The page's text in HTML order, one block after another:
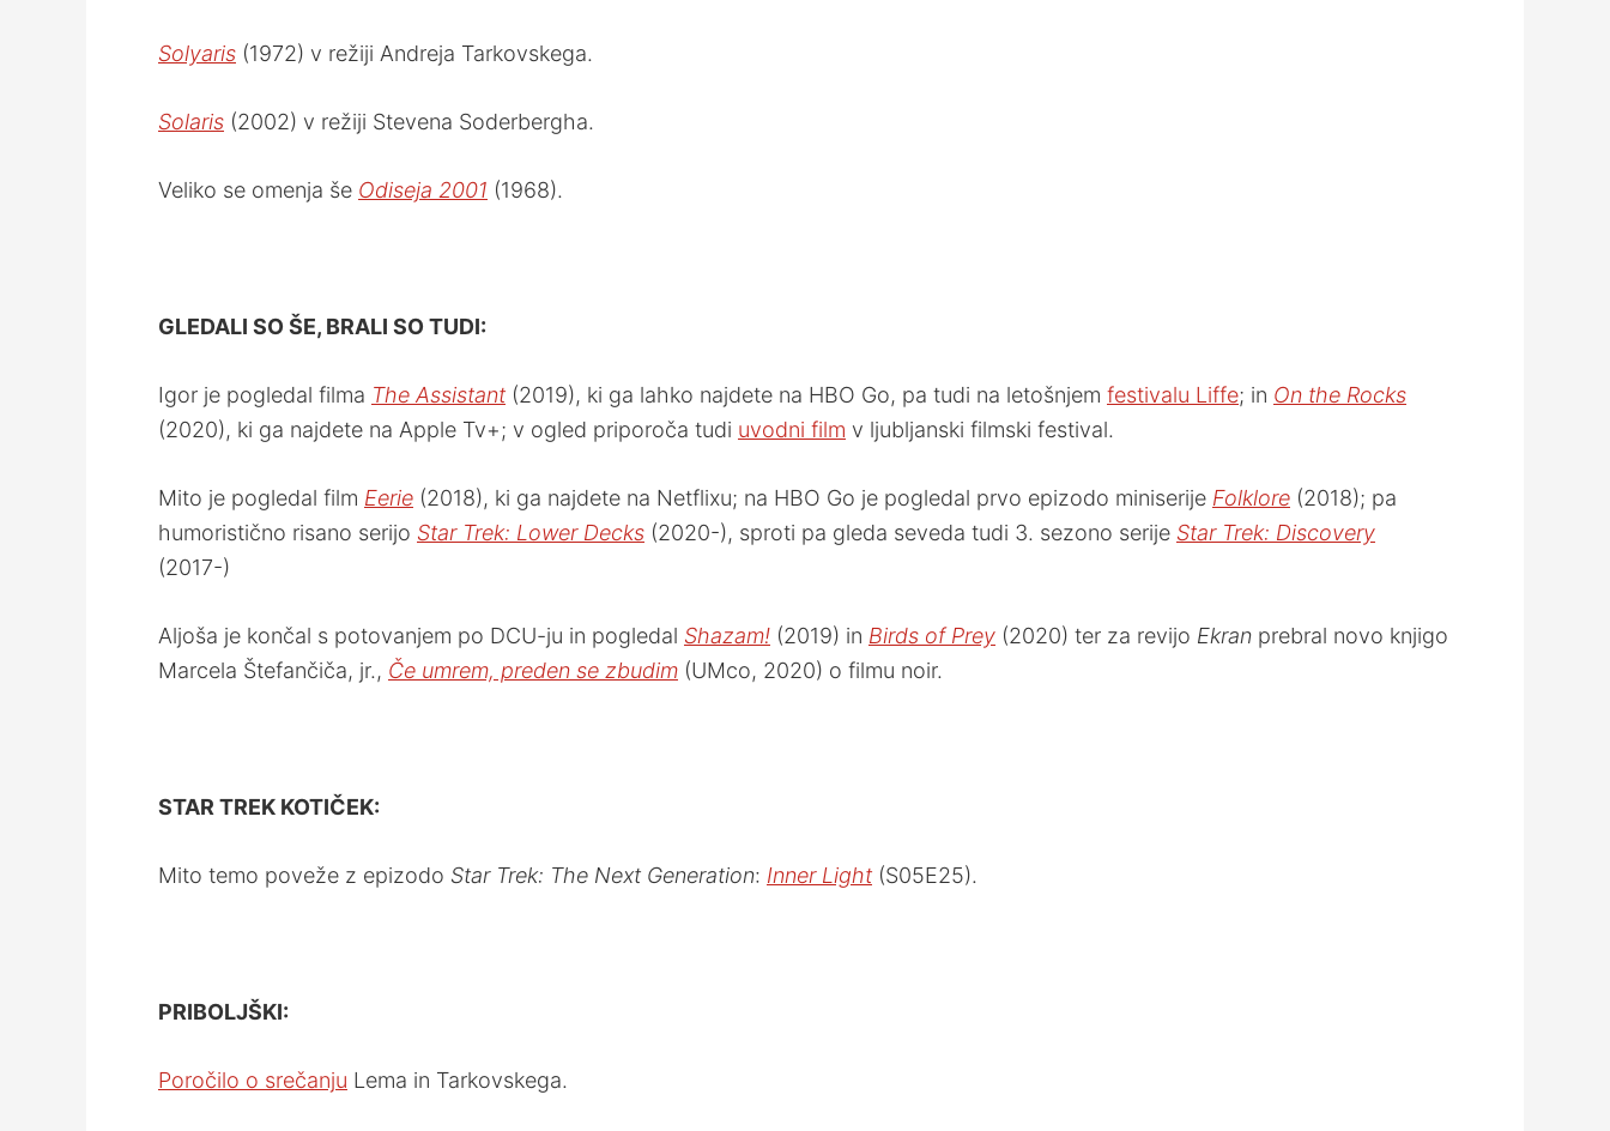
Solyaris (1972) v režiji Andreja Tarkovskega.
Solaris (2002) v režiji Stevena Soderbergha.
Veliko se omenja še Odiseja 2001 (1968).
GLEDALI SO ŠE, BRALI SO TUDI:
Igor je pogledal filma The Assistant (2019), ki ga lahko najdete na HBO Go, pa tudi na letošnjem festivalu Liffe; in On the Rocks
(2020), ki ga najdete na Apple Tv+; v ogled priporoča tudi uvodni film v ljubljanski filmski festival.
Mito je pogledal film Eerie (2018), ki ga najdete na Netflixu; na HBO Go je pogledal prvo epizodo miniserije Folklore (2018); pa
humoristično risano serijo Star Trek: Lower Decks (2020-), sproti pa gleda seveda tudi 3. sezono serije Star Trek: Discovery
(2017-)
Aljoša je končal s potovanjem po DCU-ju in pogledal Shazam! (2019) in Birds of Prey (2020) ter za revijo Ekran prebral novo knjigo
Marcela Štefančiča, jr., Če umrem, preden se zbudim (UMco, 2020) o filmu noir.
STAR TREK KOTIČEK:
Mito temo poveže z epizodo Star Trek: The Next Generation: Inner Light (S05E25).
PRIBOLJŠKI:
Poročilo o srečanju Lema in Tarkovskega.